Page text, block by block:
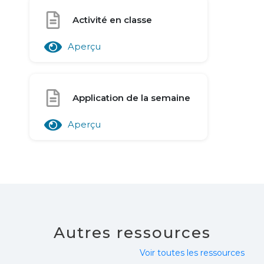
Activité en classe
Aperçu
Application de la semaine
Aperçu
Autres ressources
Voir toutes les ressources